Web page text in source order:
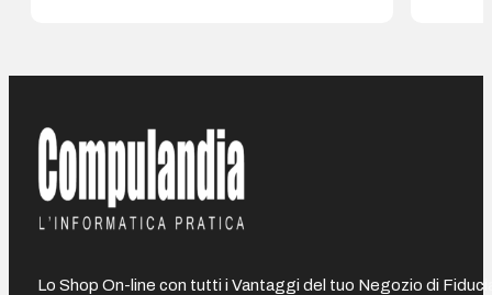
Lo Shop On-line con tutti i Vantaggi del tuo Negozio di